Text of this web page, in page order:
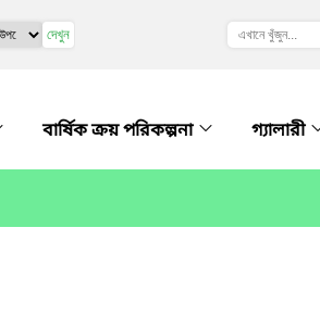
দেখুন
বার্ষিক ক্রয় পরিকল্পনা গ্যালারী